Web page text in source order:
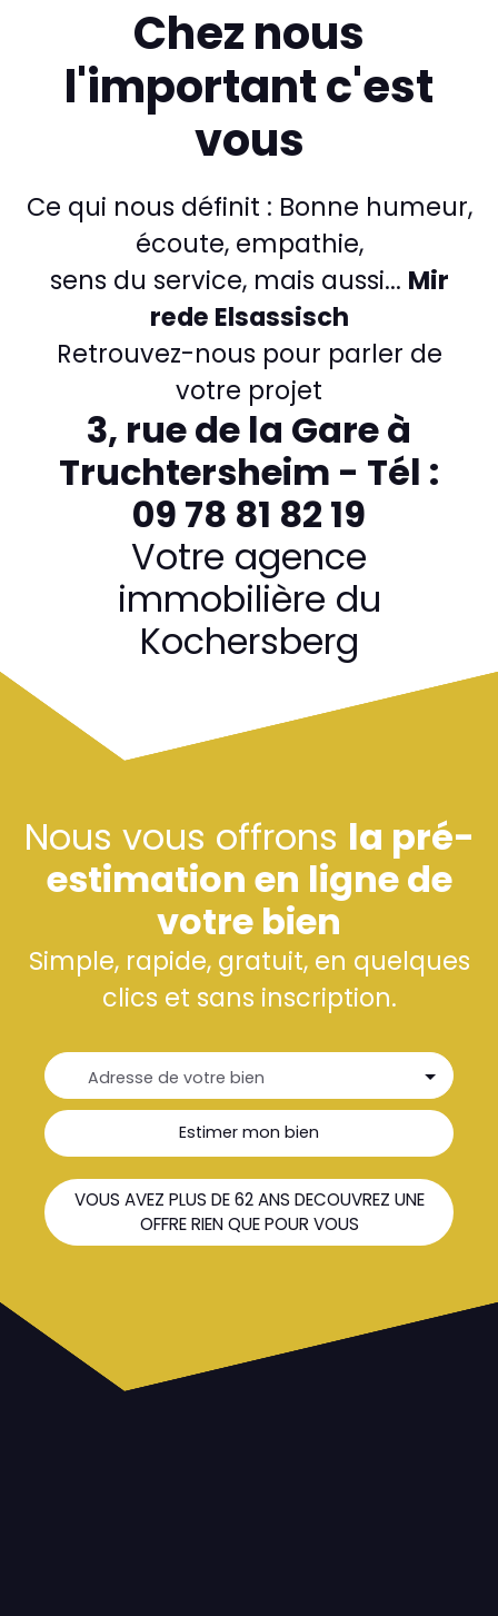
Chez nous
l'important c'est
vous
Ce qui nous définit : Bonne humeur,
écoute, empathie,
sens du service, mais aussi... Mir
rede Elsassisch
Retrouvez-nous pour parler de
votre projet
3, rue de la Gare à
Truchtersheim - Tél :
09 78 81 82 19
Votre agence
immobilière du
Kochersberg
Nous vous offrons la pré-
estimation en ligne de
votre bien
Simple, rapide, gratuit, en quelques
clics et sans inscription.
Adresse de votre bien
Estimer mon bien
VOUS AVEZ PLUS DE 62 ANS DECOUVREZ UNE
OFFRE RIEN QUE POUR VOUS